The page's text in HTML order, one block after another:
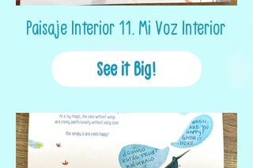
Paisaje Interior 11. Mi Voz Interior
See it Big!